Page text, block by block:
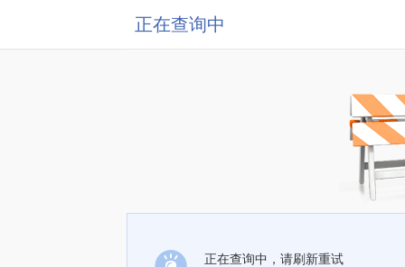
正在查询中
正在查询中，请刷新重试